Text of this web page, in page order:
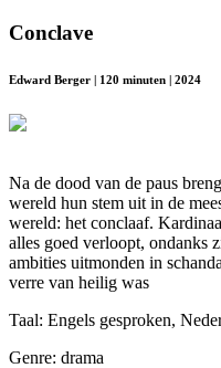
Conclave
Edward Berger | 120 minuten | 2024
Na de dood van de paus
wereld hun stem uit in de
wereld: het conclaaf.
alles goed verloopt, ondanks
ambities uitmonden in
verre van heilig was
Taal: Engels gesproken,
Genre: drama